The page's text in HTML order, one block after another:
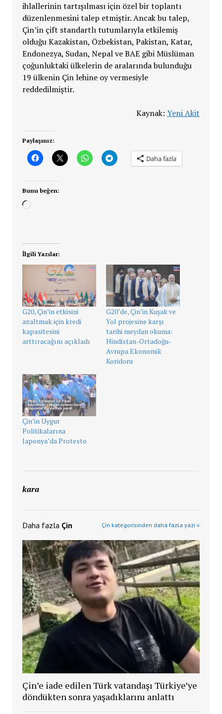
ihlallerinin tartışılması için özel bir toplantı
düzenlenmesini talep etmiştir. Ancak bu talep,
Çin’in çift standartlı tutumlarıyla etkilemiş
olduğu Kazakistan, Özbekistan, Pakistan, Katar,
Endonezya, Sudan, Nepal ve BAE gibi Müslüman
çoğunluktaki ülkelerin de aralarında bulunduğu
19 ülkenin Çin lehine oy vermesiyle
reddedilmiştir.
Kaynak:Yeni Akit
Paylaşınız:
Daha fazla
Bunu beğen:
Yükleniyor...
İlgili Yazılar:
G20, Çin’in etkisini
azaltmak için kredi
kapasitesini
arttıracağını açıkladı
G20’de, Çin’in Kuşak ve
Yol projesine karşı
tarihi meydan okuma:
Hindistan-Ortadoğu-
Avrupa Ekonomik
Koridoru
Çin’in Uygur
Politikalarına
Japonya’da Protesto
kara
Daha fazla Çin Çin kategorisinden daha fazla yazı »
Çin’e iade edilen Türk vatandaşı Türkiye’ye
döndükten sonra yaşadıklarını anlattı